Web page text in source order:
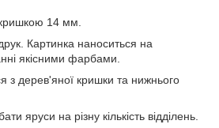
14 мм.
Картинка наноситься на
якісними фарбами.
з дерев'яної кришки та нижнього
яруси на різну кількість відділень.